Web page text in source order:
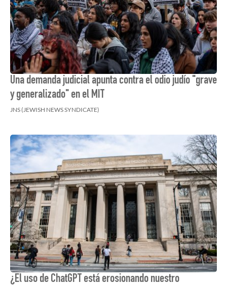
Una demanda judicial apunta contra el odio judío "grave
y generalizado" en el MIT
JNS (JEWISH NEWS SYNDICATE)
¿El uso de ChatGPT está erosionando nuestro